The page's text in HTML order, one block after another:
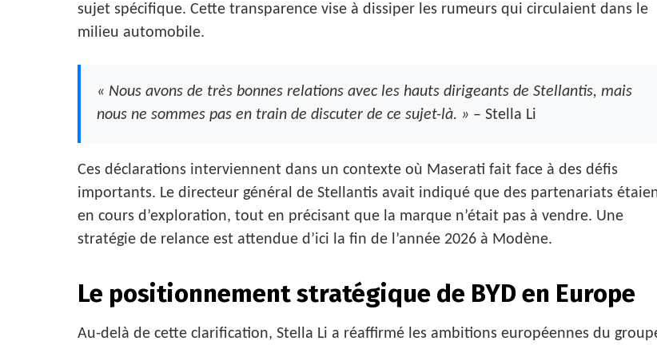
sujet spécifique. Cette transparence vise à dissiper les rumeurs qui circulaient dans le
milieu automobile.
« Nous avons de très bonnes relations avec les hauts dirigeants de Stellantis, mais
nous ne sommes pas en train de discuter de ce sujet-là. » – Stella Li
Ces déclarations interviennent dans un contexte où Maserati fait face à des défis
importants. Le directeur général de Stellantis avait indiqué que des partenariats
en cours d’exploration, tout en précisant que la marque n’était pas à vendre. Une
stratégie de relance est attendue d’ici la fin de l’année 2026 à Modène.
Le positionnement stratégique de BYD en Europe
Au-delà de cette clarification, Stella Li a réaffirmé les ambitions européennes du